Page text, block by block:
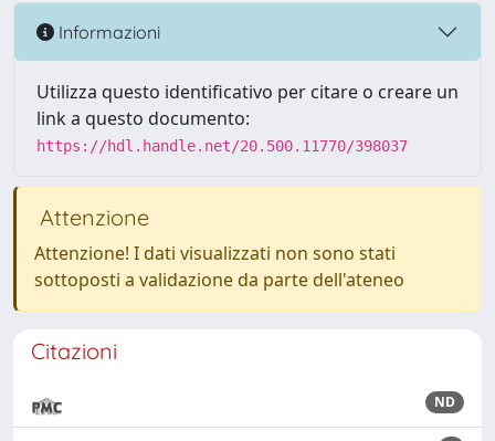
Informazioni
Utilizza questo identificativo per citare o creare un
link a questo documento:
https://hdl.handle.net/20.500.11770/398037
Attenzione
Attenzione! I dati visualizzati non sono stati
sottoposti a validazione da parte dell'ateneo
Citazioni
ND